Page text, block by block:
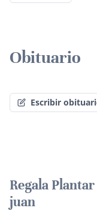
Obituario
Escribir
Regala
juan